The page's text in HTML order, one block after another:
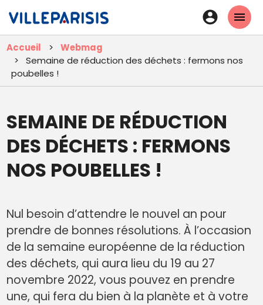
contenu
En-
tête
-
Accueil
Webmag
Semaine de réduction des déchets : fermons nos
poubelles !
SEMAINE DE RÉDUCTION
DES DÉCHETS : FERMONS
NOS POUBELLES !
Nul besoin d’attendre le nouvel an pour
prendre de bonnes résolutions. À l’occasion
de la semaine européenne de la réduction
des déchets, qui aura lieu du 19 au 27
novembre 2022, vous pouvez en prendre
une, qui fera du bien à la planète et à votre